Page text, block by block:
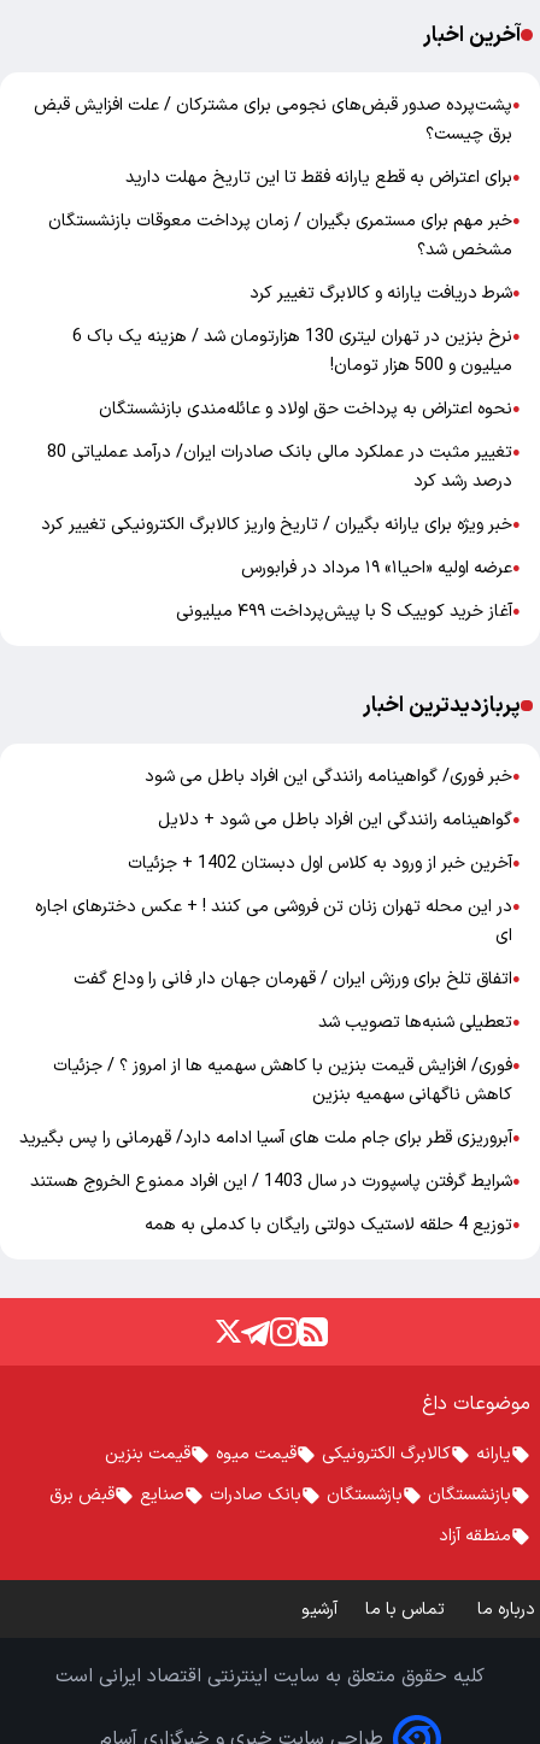
آخرین اخبار
●پشت‌پرده صدور قبض‌های نجومی برای مشترکان / علت افزایش قبض
برق چیست؟
●برای اعتراض به قطع یارانه فقط تا این تاریخ مهلت دارید
●خبر مهم برای مستمری بگیران / زمان پرداخت معوقات بازنشستگان
مشخص شد؟
●شرط دریافت یارانه و کالابرگ تغییر کرد
●
نرخ بنزین در تهران لیتری 130 هزارتومان شد / هزینه یک باک 6
میلیون و 500 هزار تومان!
●نحوه اعتراض به پرداخت حق اولاد و عائله‌مندی بازنشستگان
●
تغییر مثبت در عملکرد مالی بانک صادرات ایران/ درآمد عملیاتی 80
درصد رشد کرد
●خبر ویژه برای یارانه بگیران / تاریخ واریز کالابرگ الکترونیکی تغییر کرد
●عرضه اولیه «احیا۱» ۱۹ مرداد در فرابورس
●آغاز خرید کوییک S با پیش‌پرداخت ۴۹۹ میلیونی
پربازدیدترین اخبار
●خبر فوری/ گواهینامه رانندگی این افراد باطل می شود
●گواهینامه رانندگی این افراد باطل می شود + دلایل
●آخرین خبر از ورود به کلاس اول دبستان 1402 + جزئیات
●در این محله تهران زنان تن فروشی می کنند ! + عکس دخترهای اجاره
ای
●اتفاق تلخ برای ورزش ایران / قهرمان جهان دار فانی را وداع گفت
●تعطیلی شنبه‌ها تصویب شد
●فوری/ افزایش قیمت بنزین با کاهش سهمیه ها از امروز ؟ / جزئیات
کاهش ناگهانی سهمیه بنزین
●آبروریزی قطر برای جام ملت های آسیا ادامه دارد/ قهرمانی را پس بگیرید
●شرایط گرفتن پاسپورت در سال 1403 / این افراد ممنوع الخروج هستند
●توزیع 4 حلقه لاستیک دولتی رایگان با کدملی به همه
موضوعات داغ
یارانه کالابرگ الکترونیکی قیمت میوه
قیمت بنزین
بازنشستگان
بازشستگان بانک صادرات صنایع
قبض برق
منطقه آزاد
درباره ما تماس با ما آرشیو
کلیه حقوق متعلق به سایت اینترنتی اقتصاد ایرانی است